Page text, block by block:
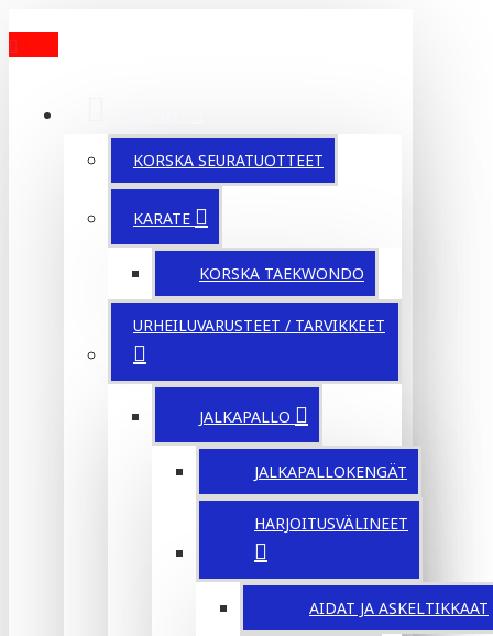
KORSKA SEURATUOTTEET
KARATE
KORSKA TAEKWONDO
URHEILUVARUSTEET / TARVIKKEET
JALKAPALLO
JALKAPALLOKENGÄT
HARJOITUSVÄLINEET
AIDAT JA ASKELTIKKAAT